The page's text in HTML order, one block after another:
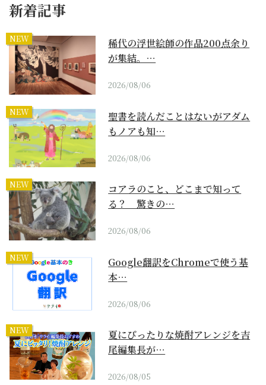
新着記事
NEW
稀代の浮世絵師の作品200点余り
が集結。…
2026/08/06
NEW
聖書を読んだことはないがアダム
もノアも知…
2026/08/06
NEW
コアラのこと、どこまで知って
る？ 驚きの…
2026/08/06
NEW
Google翻訳をChromeで使う基
本…
2026/08/06
NEW
夏にぴったりな焼酎アレンジを吉
尾編集長が…
2026/08/05